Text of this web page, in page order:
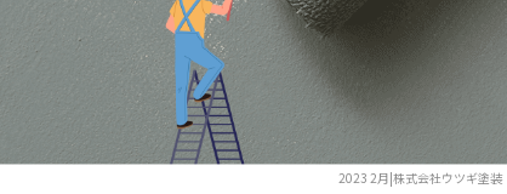
2023 2月|株式会社ウツギ塗装